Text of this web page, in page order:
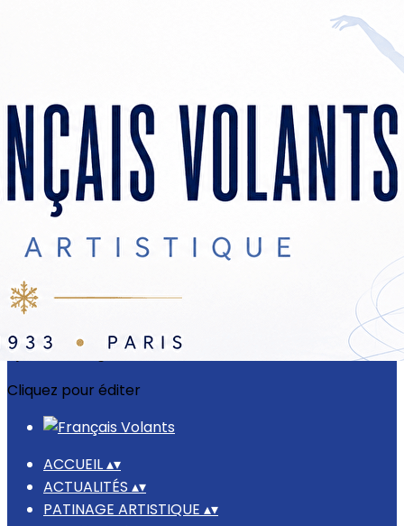
?>
Images de la page d'accueil
Cliquez pour éditer
Ajoutez un logo, un bouton, des réseaux sociaux
Cliquez pour éditer
ACCUEIL▴▾
ACTUALITÉS ▴▾
PATINAGE ARTISTIQUE ▴▾